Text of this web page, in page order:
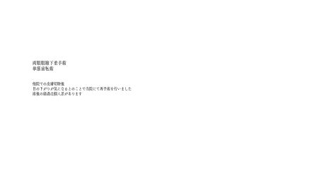
両眼眼瞼下垂手術​
挙筋前転術
他院での皮膚切除後
目の下がりが気になるとのことで​当院にて再手術を行いました
術後の経過は個人差があります